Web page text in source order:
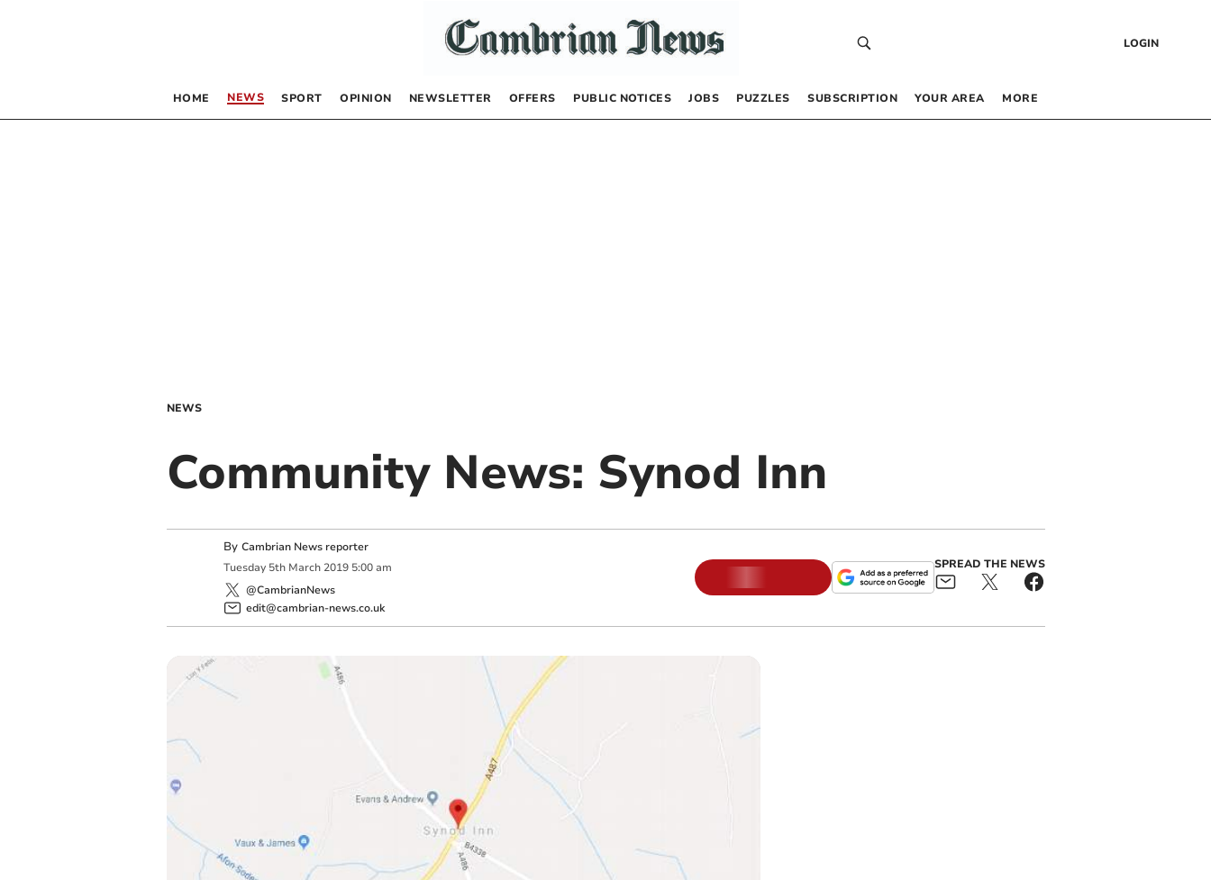
LOGIN
HOME NEWS SPORT OPINION NEWSLETTER OFFERS PUBLIC NOTICES JOBS PUZZLES SUBSCRIPTION YOUR AREA MORE
NEWS
Community News: Synod Inn
By Cambrian News reporter
Tuesday 5th March 2019 5:00 am
@CambrianNews
edit@cambrian-news.co.uk
SPREAD THE NEWS